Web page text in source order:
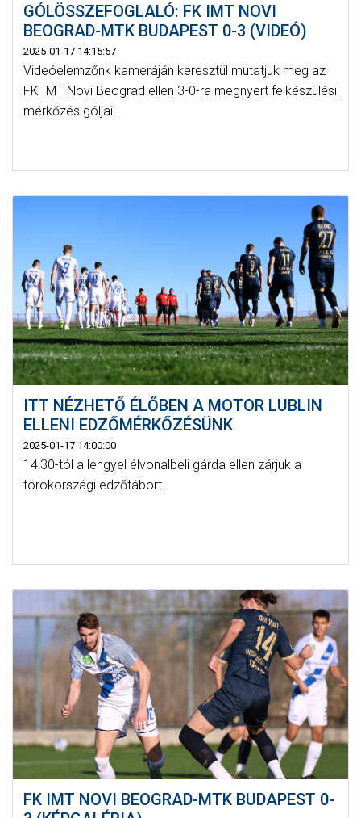
GÓLÖSSZEFOGLALÓ: FK IMT NOVI
BEOGRAD-MTK BUDAPEST 0-3 (VIDEÓ)
2025-01-17 14:15:57
Videóelemzőnk kameráján keresztül mutatjuk meg az
FK IMT Novi Beograd ellen 3-0-ra megnyert felkészülési
mérkőzés góljai...
ITT NÉZHETŐ ÉLŐBEN A MOTOR LUBLIN
ELLENI EDZŐMÉRKŐZÉSÜNK
2025-01-17 14:00:00
14:30-tól a lengyel élvonalbeli gárda ellen zárjuk a
törökországi edzőtábort.
FK IMT NOVI BEOGRAD-MTK BUDAPEST 0-